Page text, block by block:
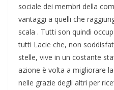
sociale dei membri della
vantaggi a quelli che
scala . Tutti son quindi
tutti Lacie che, non
stelle, vive in un costante
azione è volta a migliorare
nelle grazie degli altri per